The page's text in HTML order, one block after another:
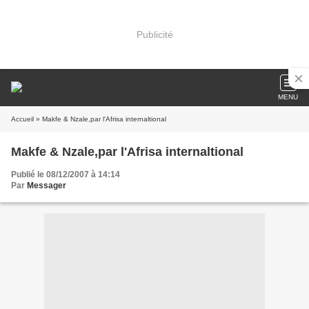
Publicité
MENU
Accueil » Makfe & Nzale,par l'Afrisa internaltional
Makfe & Nzale,par l'Afrisa internaltional
Publié le 08/12/2007 à 14:14
Par Messager